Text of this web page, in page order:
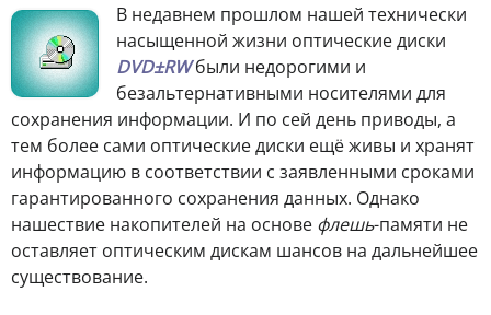
В недавнем прошлом нашей технически
насыщенной жизни оптические диски
DVD±RWбыли недорогими и
безальтернативными носителями для
сохранения информации. И по сей день приводы, а
тем более сами оптические диски ещё живы и хранят
информацию в соответствии с заявленными сроками
гарантированного сохранения данных. Однако
нашествие накопителей на основе флешь-памяти не
оставляет оптическим дискам шансов на дальнейшее
существование.